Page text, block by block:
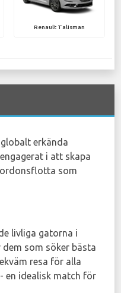
Renault Talisman
erkända
i att skapa
som
livliga gatorna i
som söker bästa
resa för alla
en idealisk match för